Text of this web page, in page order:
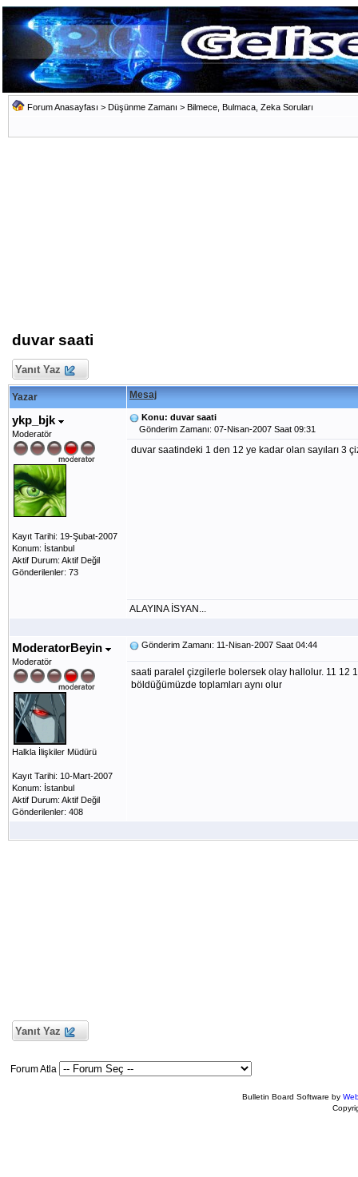
Forum Anasayfası > Düşünme Zamanı > Bilmece, Bulmaca, Zeka Soruları
duvar saati
Yanıt Yaz
Yazar Mesaj
ykp_bjk
Moderatör
Kayıt Tarihi: 19-Şubat-2007
Konum: İstanbul
Aktif Durum: Aktif Değil
Gönderilenler: 73
Konu: duvar saati
Gönderim Zamanı: 07-Nisan-2007 Saat 09:31
duvar saatindeki 1 den 12 ye kadar olan sayıları 3
ALAYINA İSYAN...
ModeratorBeyin
Moderatör
Halkla İlişkiler Müdürü
Kayıt Tarihi: 10-Mart-2007
Konum: İstanbul
Aktif Durum: Aktif Değil
Gönderilenler: 408
Gönderim Zamanı: 11-Nisan-2007 Saat 04:44
saati paralel çizgilerle bolersek olay hallolur. 11 12
böldüğümüzde toplamları aynı olur
Yanıt Yaz
Forum Atla
Bulletin Board Software by